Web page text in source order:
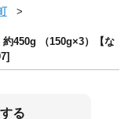
約450g （150g×3）【な
る